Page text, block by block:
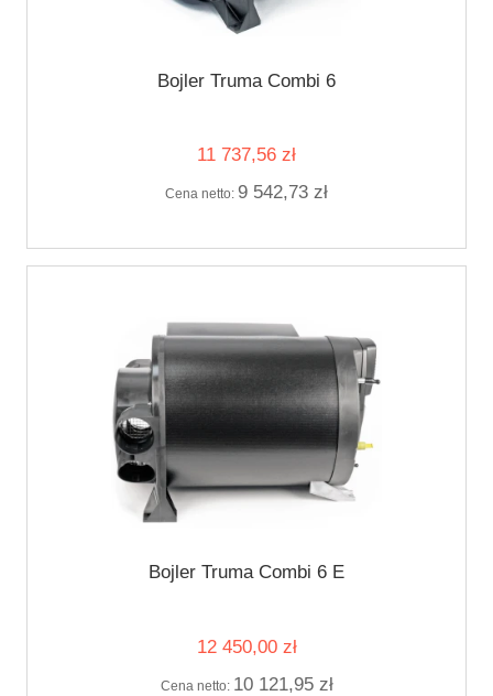
Bojler Truma Combi 6
11 737,56 zł
Cena netto: 9 542,73 zł
Bojler Truma Combi 6 E
12 450,00 zł
Cena netto: 10 121,95 zł